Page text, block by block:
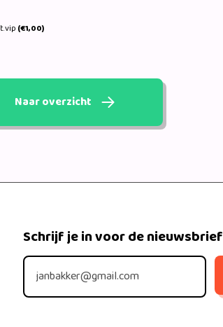
(€1,00)
Naar overzicht
Schrijf je in voor de nieuwsbrief